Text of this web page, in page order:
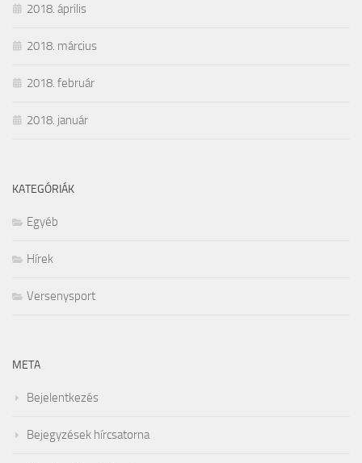
2018. április
2018. március
2018. február
2018. január
KATEGÓRIÁK
Egyéb
Hírek
Versenysport
META
Bejelentkezés
Bejegyzések hírcsatorna